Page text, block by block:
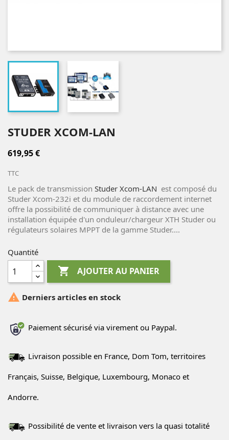
STUDER XCOM-LAN
619,95 €
TTC
Le pack de transmission Studer Xcom-LAN est composé du
Studer Xcom-232i et du module de raccordement internet
offre la possibilité de communiquer à distance avec une
installation équipée d'un onduleur/chargeur XTH Studer ou
régulateurs solaires MPPT de la gamme Studer....
Quantité
 AJOUTER AU PANIER
 Derniers articles en stock
Paiement sécurisé via virement ou Paypal.
Livraison possible en France, Dom Tom, territoires
Français, Suisse, Belgique, Luxembourg, Monaco et
Andorre.
Possibilité de vente et livraison vers la quasi totalité